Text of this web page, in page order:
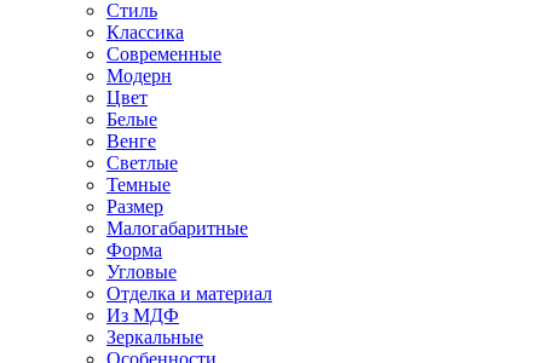
Стиль
Классика
Современные
Модерн
Цвет
Белые
Венге
Светлые
Темные
Размер
Малогабаритные
Форма
Угловые
Отделка и материал
Из МДФ
Зеркальные
Особенности